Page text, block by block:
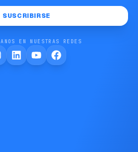
SUSCRIBIRSE
EN NUESTRAS REDES